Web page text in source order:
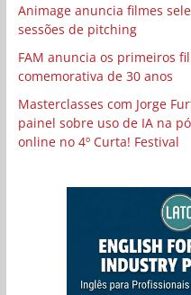
Animage anuncia filmes
sessões de pitching
FAM anuncia os primeiros
comemorativa de 30 anos
Masterclasses com Jorge
painel sobre uso de IA na
online no 4º Curta! Festival